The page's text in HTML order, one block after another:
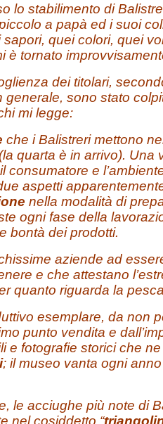
lo stabilimento di
a papà ed i suoi
quei colori, quei
è tornato
dei titolari,
generale, sono stato
mi legge:
che i Balistreri mettono
quarta è in arrivo). Una
consumatore e
aspetti
nella modalità di
ogni fase della
bontà dei prodotti.
aziende ad
e che attestano
quanto riguarda la
esemplare, da non
punto vendita e
e fotografie storici che
; il museo vanta ogni
le acciughe più note di
nel cosiddetto “